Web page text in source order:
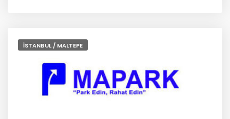
İSTANBUL / MALTEPE